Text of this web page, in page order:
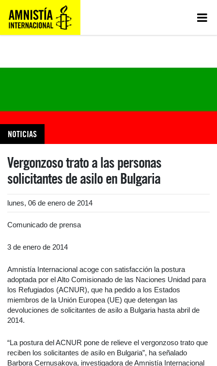
NOTICIAS
Vergonzoso trato a las personas
solicitantes de asilo en Bulgaria
lunes, 06 de enero de 2014
Comunicado de prensa
3 de enero de 2014
Amnistía Internacional acoge con satisfacción la postura
adoptada por el Alto Comisionado de las Naciones Unidad para
los Refugiados (ACNUR), que ha pedido a los Estados
miembros de la Unión Europea (UE) que detengan las
devoluciones de solicitantes de asilo a Bulgaria hasta abril de
2014.
“La postura del ACNUR pone de relieve el vergonzoso trato que
reciben los solicitantes de asilo en Bulgaria”, ha señalado
Barbora Cernusakova, investigadora de Amnistía Internacional